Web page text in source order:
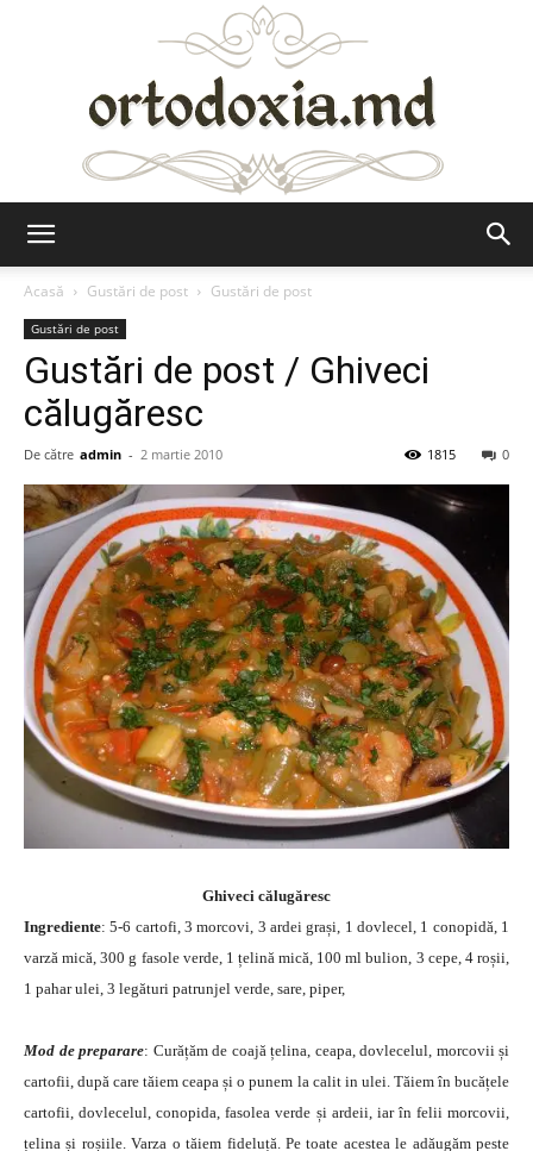
Acasă
Gustări de post Gustări de post
Gustări de post
Gustări de post / Ghiveci
călugăresc
De către admin - 2 martie 2010 0
1815
Ghiveci călugăresc
Ingrediente: 5-6 cartofi, 3 morcovi, 3 ardei grași, 1 dovlecel, 1 conopidă, 1
varză mică, 300 g fasole verde, 1 țelină mică, 100 ml bulion, 3 cepe, 4 roșii,
1 pahar ulei, 3 legături patrunjel verde, sare, piper,
Mod de preparare: Curățăm de coajă țelina, ceapa, dovlecelul, morcovii și
cartofii, după care tăiem ceapa și o punem la calit in ulei. Tăiem în bucățele
cartofii, dovlecelul, conopida, fasolea verde și ardeii, iar în felii morcovii,
țelina și roșiile. Varza o tăiem fideluță. Pe toate acestea le adăugăm peste